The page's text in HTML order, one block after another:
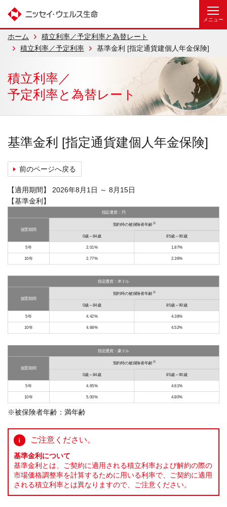
ホーム
積立利率／予定利率と為替レート
積立利率／予定利率
基準金利 [指定通貨建個人年金保険]
積立利率／
予定利率と為替レート
基準金利 [指定通貨建個人年金保険]
前のページへ戻る
【適用期間】 2026年8月1日 ～ 8月15日
【基準金利】
指定通貨：円
据置期間
契約時の被保険者年齢※
0歳～84歳 85歳～90歳
5年 2.01% 1.87%
10年 2.77% 2.36%
指定通貨：米ドル
据置期間
契約時の被保険者年齢※
0歳～84歳 85歳～90歳
5年 4.42% 4.38%
10年 4.68% 4.52%
指定通貨：豪ドル
据置期間
契約時の被保険者年齢※
0歳～84歳 85歳～90歳
5年 4.65% 4.61%
10年 5.00% 4.80%
※被保険者年齢：満年齢
ご注意ください。
基準金利について
基準金利とは、ご契約に適用される積立利率および解約の際の
市場価格調整率を計算するために用いる利率で、ご契約に適用
される積立利率とは異なりますので、ご注意ください。